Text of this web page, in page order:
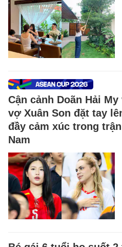
Cận cảnh Doãn Hải
vợ Xuân Son đặt tay
đầy cảm xúc trong
Nam